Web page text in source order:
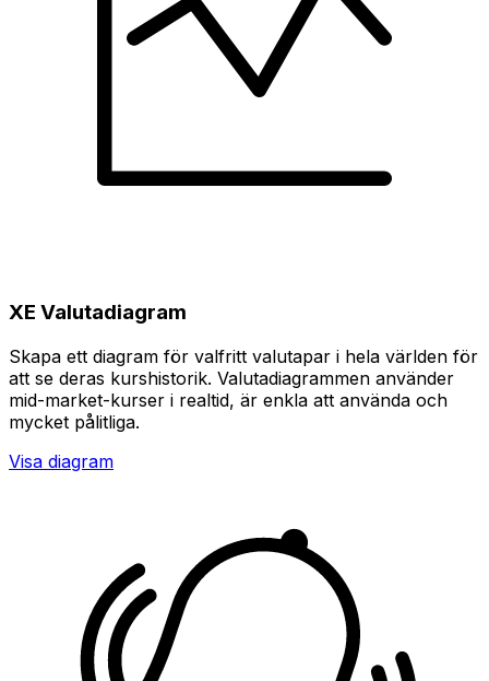
XE Valutadiagram
Skapa ett diagram för valfritt valutapar i hela världen för
att se deras kurshistorik. Valutadiagrammen använder
mid-market-kurser i realtid, är enkla att använda och
mycket pålitliga.
Visa diagram